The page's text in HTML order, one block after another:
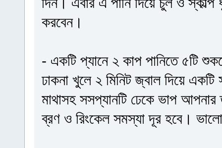
করবেন।
- একটি প্যানে ২ কাপ পানিতে ৫টি
ঢাকনা খুলে ২ মিনিট জ্বাল দিয়ে
মাথাসহ সসপ্যানটি ঢেকে ভাপ
ব্রণ ও রিংকেল সমস্যা দূর হবে।